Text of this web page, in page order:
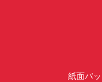
紙面バ